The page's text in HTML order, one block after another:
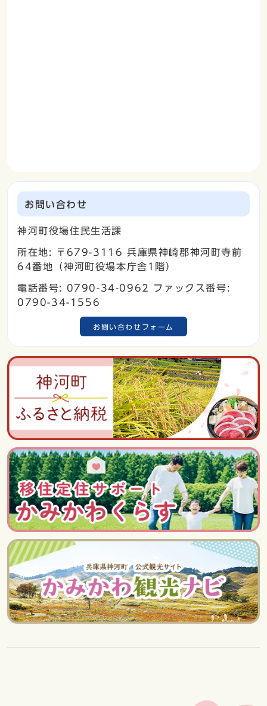
お問い合わせ
神河町役場住民生活課
所在地: 〒679-3116 兵庫県神崎郡神河町寺前
64番地（神河町役場本庁舎1階）
電話番号: 0790-34-0962 ファックス番号:
0790-34-1556
お問い合わせフォーム